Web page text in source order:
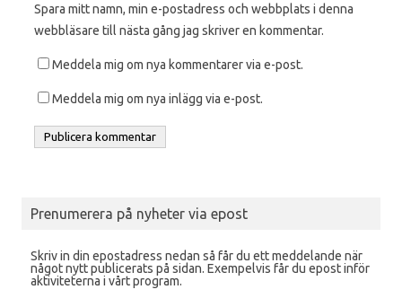
Spara mitt namn, min e-postadress och webbplats i denna
webbläsare till nästa gång jag skriver en kommentar.
Meddela mig om nya kommentarer via e-post.
Meddela mig om nya inlägg via e-post.
Prenumerera på nyheter via epost
Skriv in din epostadress nedan så får du ett meddelande när
något nytt publicerats på sidan. Exempelvis får du epost inför
aktiviteterna i vårt program.